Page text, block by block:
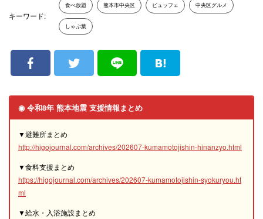
キーワード:
食べ放題 熊本市中央区 ビュッフェ 中央区グルメ
しゃぶ葉
◉ 令和8年 熊本地震 支援情報まとめ
▼避難所まとめ
http://higojournal.com/archives/202607-kumamotojishin-hinanzyo.html
▼食料支援まとめ
https://higojournal.com/archives/202607-kumamotojishin-syokuryou.ht
ml
▼給水・入浴施設まとめ